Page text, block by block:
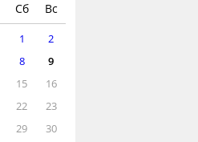
Сб Вс
1
2
8
9
15
16
22
23
29 30